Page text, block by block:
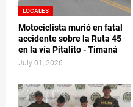
LOCALES
Motociclista murió en fatal
accidente sobre la Ruta 45
en la vía Pitalito - Timaná
July 01, 2026